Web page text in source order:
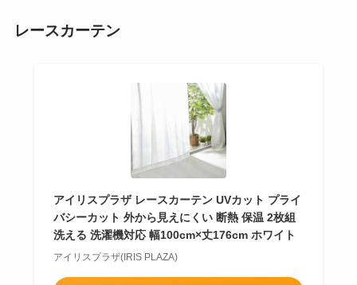
レースカーテン
アイリスプラザ レースカーテン UVカット プライ
バシーカット 外から見えにくい 断熱 保温 2枚組
洗える 洗濯機対応 幅100cm×丈176cm ホワイト
アイリスプラザ(IRIS PLAZA)